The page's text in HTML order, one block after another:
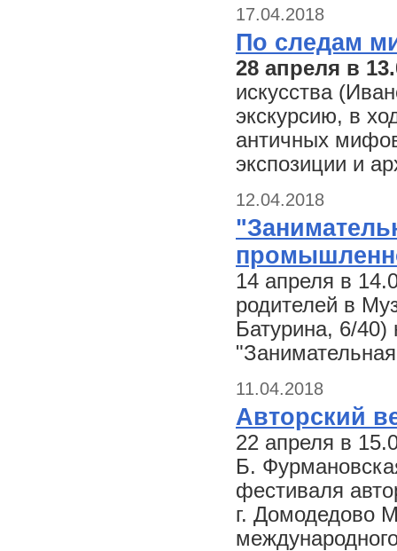
17.04.2018
По следам
28 апреля в
искусства
экскурсию, в
античных
экспозиции и
12.04.2018
14 апреля в
родителей в
Батурина, 6/40)
11.04.2018
Авторский
22 апреля в
Б.
фестиваля
г. Домодедово